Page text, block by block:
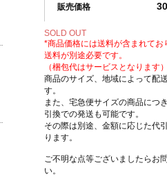
販売価格
SOLD OUT
*商品価格には送料が含まれてお
送料が別途必要です。
（梱包代はサービスとなります
商品のサイズ、地域によって配
す。
また、宅急便サイズの商品につ
引換での発送も可能です。
その際は別途、金額に応じた代
ります。
ご不明な点等ございましたらお
い。